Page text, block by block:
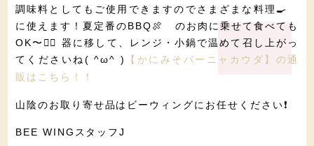
調味料としてもご使用できますのでさまざまな料理🍳
に使えます！夏定番のBBQ🍖 のお肉に乗せて食べても
OK〜🙆‍♀️ 器に移して、レンジ・小鍋で温めて召し上がっ
てくださいね( ^ω^ )
【かにみそバーニャカウダ】の通
販はこちら！！
山陰のお取り寄せ品はビーウィングにお任せください❗️
BEE WINGスタッフJ